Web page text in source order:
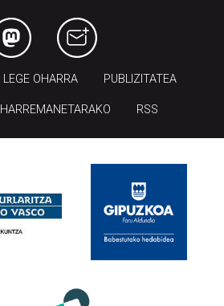
LEGE OHARRA PUBLIZITATEA
HARREMANETARAKO RSS